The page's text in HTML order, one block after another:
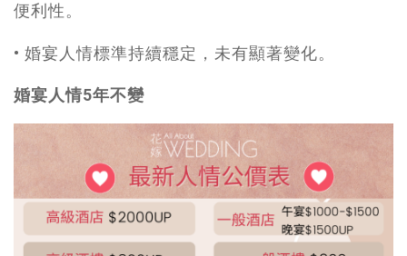
便利性。
• 婚宴人情標準持續穩定，未有顯著變化。
婚宴人情5年不變